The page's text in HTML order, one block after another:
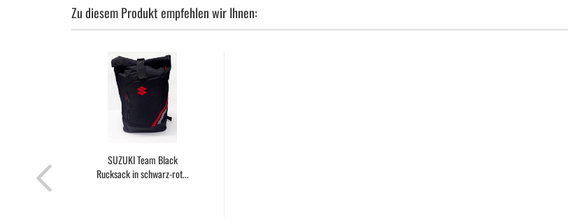
Zu diesem Produkt empfehlen wir Ihnen:
SUZUKI Team Black
Rucksack in schwarz-rot...